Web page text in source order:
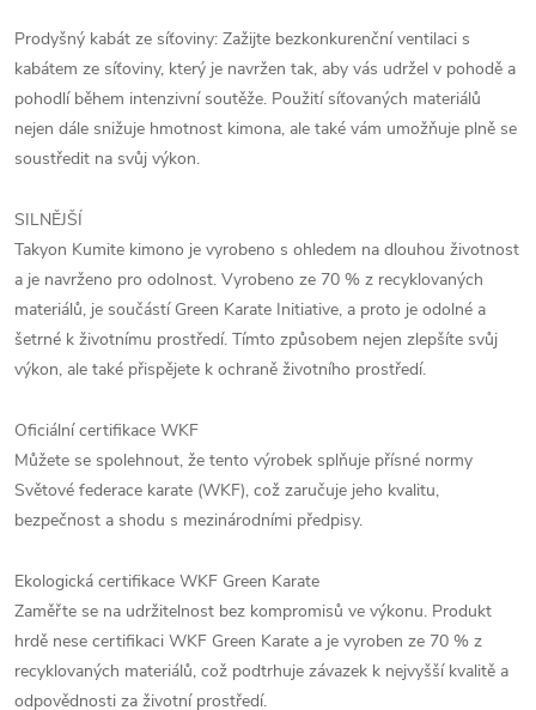
Prodyšný kabát ze síťoviny: Zažijte bezkonkurenční ventilaci s
kabátem ze síťoviny, který je navržen tak, aby vás udržel v pohodě a
pohodlí během intenzivní soutěže. Použití síťovaných materiálů
nejen dále snižuje hmotnost kimona, ale také vám umožňuje plně se
soustředit na svůj výkon.
SILNĚJŠÍ
Takyon Kumite kimono je vyrobeno s ohledem na dlouhou životnost
a je navrženo pro odolnost. Vyrobeno ze 70 % z recyklovaných
materiálů, je součástí Green Karate Initiative, a proto je odolné a
šetrné k životnímu prostředí. Tímto způsobem nejen zlepšíte svůj
výkon, ale také přispějete k ochraně životního prostředí.
Oficiální certifikace WKF
Můžete se spolehnout, že tento výrobek splňuje přísné normy
Světové federace karate (WKF), což zaručuje jeho kvalitu,
bezpečnost a shodu s mezinárodními předpisy.
Ekologická certifikace WKF Green Karate
Zaměřte se na udržitelnost bez kompromisů ve výkonu. Produkt
hrdě nese certifikaci WKF Green Karate a je vyroben ze 70 % z
recyklovaných materiálů, což podtrhuje závazek k nejvyšší kvalitě a
odpovědnosti za životní prostředí.